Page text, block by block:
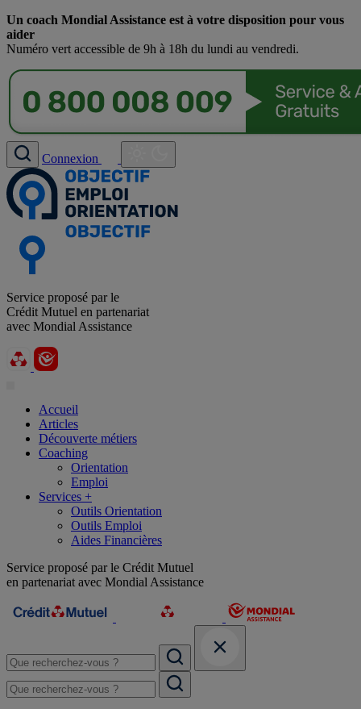
Un coach Mondial Assistance est à votre disposition pour vous
aider
Numéro vert accessible de 9h à 18h du lundi au vendredi.
Connexion
Service proposé par le
Crédit Mutuel en partenariat
avec Mondial Assistance
Accueil
Articles
Découverte métiers
Coaching
Orientation
Emploi
Services +
Outils Orientation
Outils Emploi
Aides Financières
Service proposé par le Crédit Mutuel
en partenariat avec Mondial Assistance